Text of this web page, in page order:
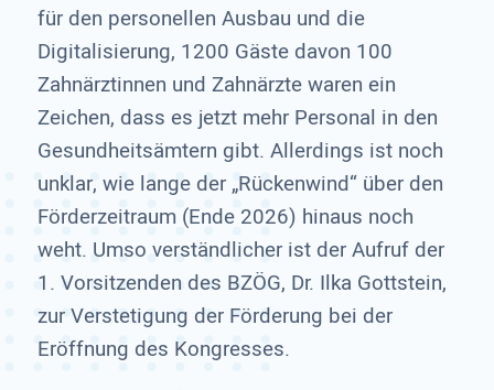
für den personellen Ausbau und die
Digitalisierung, 1200 Gäste davon 100
Zahnärztinnen und Zahnärzte waren ein
Zeichen, dass es jetzt mehr Personal in den
Gesundheitsämtern gibt. Allerdings ist noch
unklar, wie lange der „Rückenwind“ über den
Förderzeitraum (Ende 2026) hinaus noch
weht. Umso verständlicher ist der Aufruf der
1. Vorsitzenden des BZÖG, Dr. Ilka Gottstein,
zur Verstetigung der Förderung bei der
Eröffnung des Kongresses.